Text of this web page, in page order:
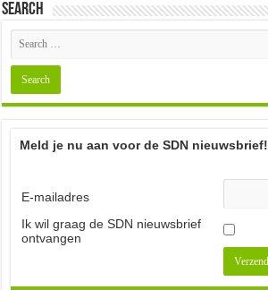
Search
Meld je nu aan voor de SDN nieuwsbrief!
E-mailadres
Ik wil graag de SDN nieuwsbrief
ontvangen